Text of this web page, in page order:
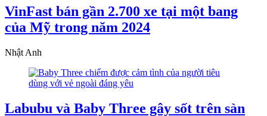
VinFast bán gần 2.700 xe tại một bang
của Mỹ trong năm 2024
Nhật Anh
Labubu và Baby Three gây sốt trên sàn